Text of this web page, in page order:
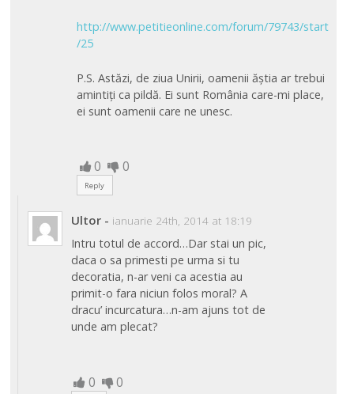
http://www.petitieonline.com/forum/79743/start
/25
P.S. Astăzi, de ziua Unirii, oamenii ăștia ar trebui
amintiți ca pildă. Ei sunt România care-mi place,
ei sunt oamenii care ne unesc.
0 0
Reply
Ultor - ianuarie 24th, 2014 at 18:19
Intru totul de accord…Dar stai un pic,
daca o sa primesti pe urma si tu
decoratia, n-ar veni ca acestia au
primit-o fara niciun folos moral? A
dracu’ incurcatura…n-am ajuns tot de
unde am plecat?
0 0